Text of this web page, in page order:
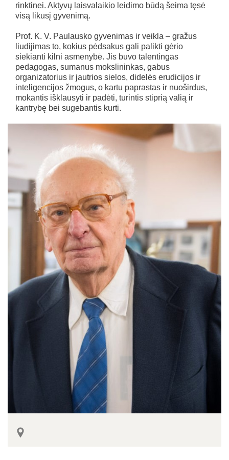
rinktinei. Aktyvų laisvalaikio leidimo būdą šeima tęsė
visą likusį gyvenimą.
Prof. K. V. Paulausko gyvenimas ir veikla – gražus
liudijimas to, kokius pėdsakus gali palikti gėrio
siekianti kilni asmenybė. Jis buvo talentingas
pedagogas, sumanus mokslininkas, gabus
organizatorius ir jautrios sielos, didelės erudicijos ir
inteligencijos žmogus, o kartu paprastas ir nuoširdus,
mokantis išklausyti ir padėti, turintis stiprią valią ir
kantrybę bei sugebantis kurti.